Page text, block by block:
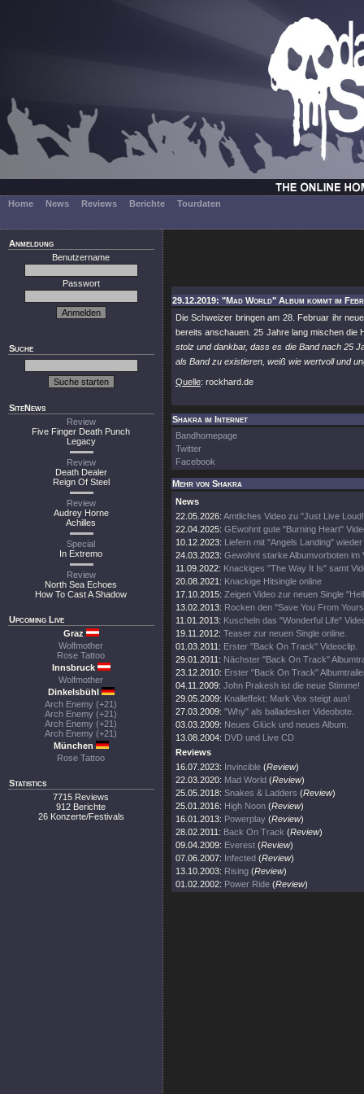
Home News Reviews Berichte Tourdaten
Anmeldung
Benutzername
Passwort
Suche
SiteNews
Review
Five Finger Death Punch
Legacy
Review
Death Dealer
Reign Of Steel
Review
Audrey Horne
Achilles
Special
In Extremo
Review
North Sea Echoes
How To Cast A Shadow
Upcoming Live
Graz
Wolfmother
Rose Tattoo
Innsbruck
Wolfmother
Dinkelsbühl
Arch Enemy (+21)
Arch Enemy (+21)
Arch Enemy (+21)
Arch Enemy (+21)
München
Rose Tattoo
Statistics
7715 Reviews
912 Berichte
26 Konzerte/Festivals
29.12.2019: "Mad World" Album kommt im
Die Schweizer bringen am 28. Februar ihr
bereits anschauen. 25 Jahre lang mischen die
stolz und dankbar, dass es die Band nach 25
als Band zu existieren, weiß wie wertvoll und
Quelle: rockhard.de
Shakra im Internet
Bandhomepage
Twitter
Facebook
Mehr von Shakra
News
22.05.2026: Amtliches Video zu "Just Live
22.04.2025: GEwohnt gute "Burning Heart"
10.12.2023: Liefern mit "Angels Landing"
24.03.2023: Gewohnt starke Albumvorboten im
11.09.2022: Knackiges "The Way It Is" samt
20.08.2021: Knackige Hitsingle online
17.10.2015: Zeigen Video zur neuen Single
13.02.2013: Rocken den "Save You From
11.01.2013: Kuscheln das "Wonderful Life"
19.11.2012: Teaser zur neuen Single online.
01.03.2011: Erster "Back On Track" Videoclip.
29.01.2011: Nächster "Back On Track"
23.12.2010: Erster "Back On Track"
04.11.2009: John Prakesh ist die neue Stimme!
29.05.2009: Knalleffekt: Mark Vox steigt aus!
27.03.2009: "Why" als balladesker Videobote.
03.03.2009: Neues Glück und neues Album.
13.08.2004: DVD und Live CD
Reviews
16.07.2023: Invincible (Review)
22.03.2020: Mad World (Review)
25.05.2018: Snakes & Ladders (Review)
25.01.2016: High Noon (Review)
16.01.2013: Powerplay (Review)
28.02.2011: Back On Track (Review)
09.04.2009: Everest (Review)
07.06.2007: Infected (Review)
13.10.2003: Rising (Review)
01.02.2002: Power Ride (Review)